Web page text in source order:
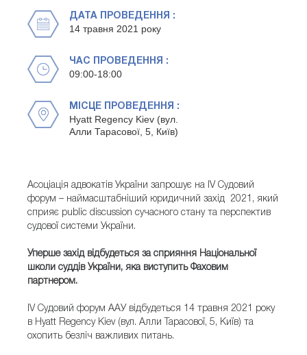
ДАТА ПРОВЕДЕННЯ :
14 травня 2021 року
ЧАС ПРОВЕДЕННЯ :
09:00-18:00
МІСЦЕ ПРОВЕДЕННЯ :
Hyatt Regency Kiev (вул.
Алли Тарасової, 5, Київ)
Асоціація адвокатів України запрошує на IV Судовий
форум – наймасштабніший юридичний захід 2021, який
сприяє public discussion сучасного стану та перспектив
судової системи України.
Уперше захід відбудеться за сприяння
Національної
школи суддів України, яка виступить Фаховим
партнером.
ІV Судовий форум ААУ відбудеться 14 травня 2021 року
в Hyatt Regency Kiev (вул. Алли Тарасової, 5, Київ) та
охопить безліч важливих питань.